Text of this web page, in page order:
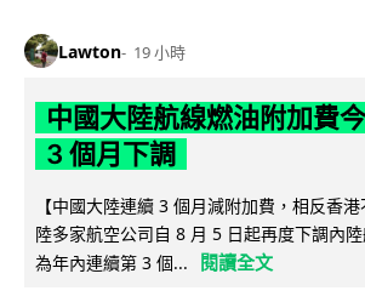
Lawton 19 小時
中國大陸航線燃油附加費
3 個月下調
【中國大陸連續 3 個月減附加費，相反香
陸多家航空公司自 8 月 5 日起再度下調內
為年內連續第 3 個...
閱讀全文